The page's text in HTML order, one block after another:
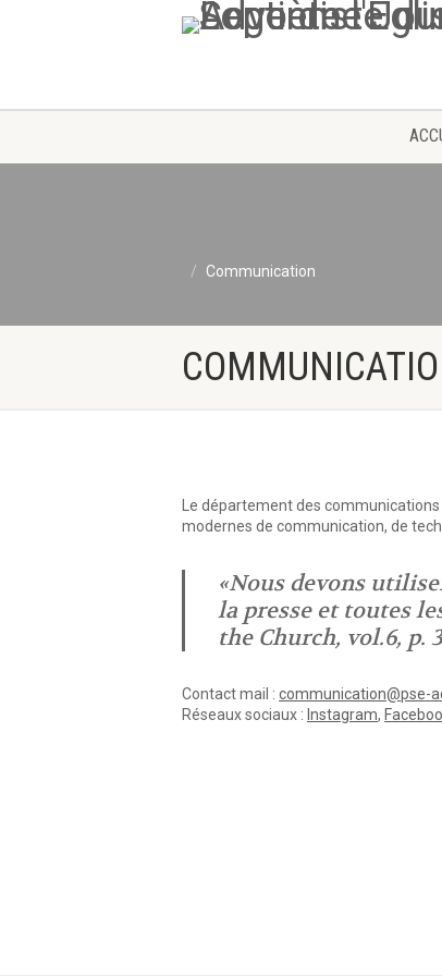
Communication
Le département des
modernes de communication, de
«Nous devons
la presse et toutes
the Church, vol.6, p.
Contact mail : communication@pse-
Réseaux sociaux : Instagram,